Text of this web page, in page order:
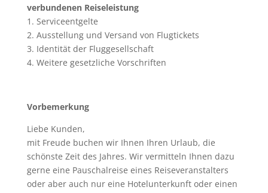
verbundenen Reiseleistung
1. Serviceentgelte
2. Ausstellung und Versand von Flugtickets
3. Identität der Fluggesellschaft
4. Weitere gesetzliche Vorschriften
Vorbemerkung
Liebe Kunden,
mit Freude buchen wir Ihnen Ihren Urlaub, die
schönste Zeit des Jahres. Wir vermitteln Ihnen dazu
gerne eine Pauschalreise eines Reiseveranstalters
oder aber auch nur eine Hotelunterkunft oder einen